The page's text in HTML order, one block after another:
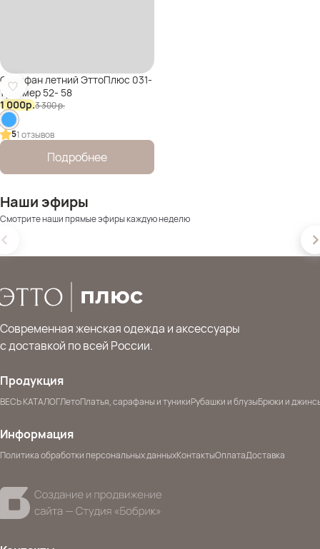
Сарафан летний ЭттоПлюс 031-
1 размер 52- 58
1 000р.3 300р.
51 отзывов
Подробнее
Наши эфиры
Смотрите наши прямые эфиры каждую неделю
Современная женская одежда и аксессуары
с доставкой по всей России.
Продукция
ВЕСЬ КАТАЛОГЛетоПлатья, сарафаны и туникиРубашки и блузыБрюки и
Информация
Политика обработки персональных данныхКонтактыОплатаДоставка